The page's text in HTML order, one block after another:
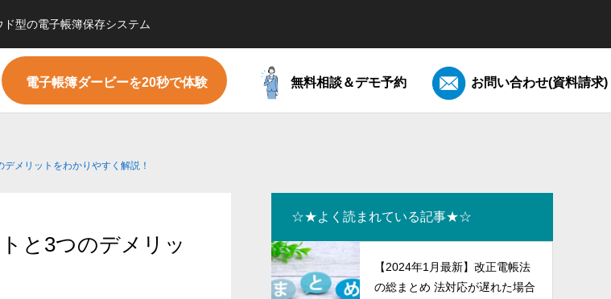
型の電子帳簿保存システム
電子帳簿ダービーを20秒で体験 無料相談＆デモ予約 お問い合わせ(資料請求)
メリットをわかりやすく解説！
と3つのデメリッ
☆★よく読まれている記事★☆
【2024年1月最新】改正電帳法
の総まとめ 法対応が遅れた場合